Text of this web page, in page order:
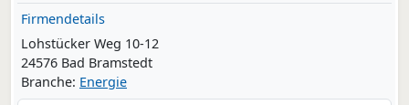
Firmendetails
Lohstücker Weg 10-12
24576 Bad Bramstedt
Branche: Energie